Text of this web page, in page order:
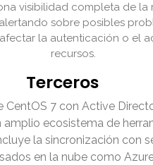
visibilidad completa de la
sobre posibles
la autenticación o el
recursos.
Terceros
CentOS 7 con Active
amplio ecosistema de
la sincronización con
en la nube como